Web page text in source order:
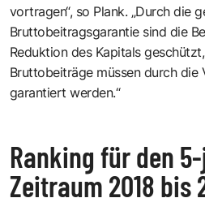
vortragen“, so Plank. „Durch die
Bruttobeitragsgarantie sind die
Reduktion des Kapitals
Bruttobeiträge müssen durch die
garantiert werden.“
Ranking für den
Zeitraum 2018 bis